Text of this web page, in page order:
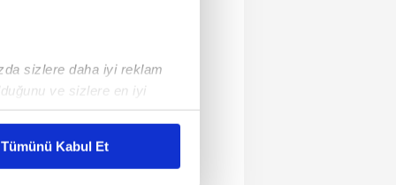
sizlere daha iyi reklam
ve sizlere en iyi
karşılamak
Tümünü Kabul Et